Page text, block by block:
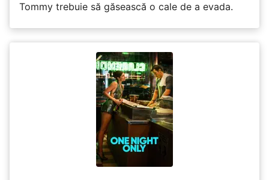
Tommy trebuie să găsească o cale de a evada.